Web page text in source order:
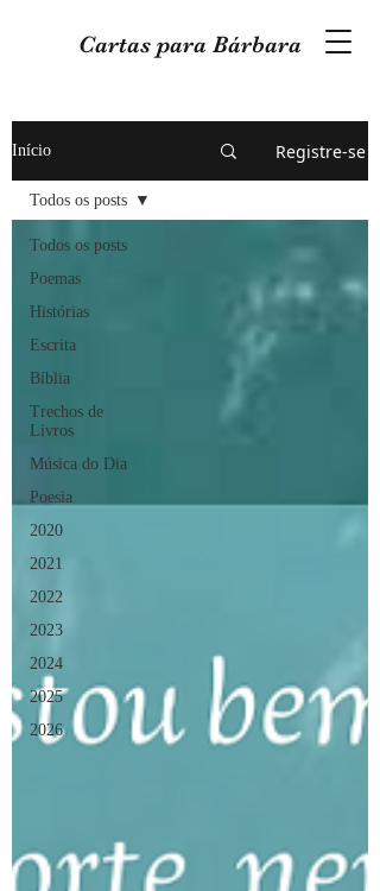
Cartas para Bárbara
Início Registre-se
Todos os posts
Poemas
Histórias
Escrita
Bíblia
Trechos de
Livros
Música do Dia
Poesia
2020
2021
2022
2023
2024
2025
2026
Todos os posts